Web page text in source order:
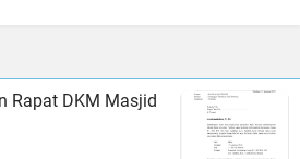
Rapat DKM Masjid